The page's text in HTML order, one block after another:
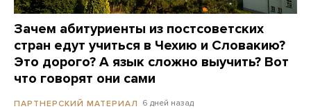
Зачем абитуриенты из постсоветских
стран едут учиться в Чехию и Словакию?
Это дорого? А язык сложно выучить? Вот
что говорят они сами
ПАРТНЕРСКИЙ МАТЕРИАЛ 6 дней назад